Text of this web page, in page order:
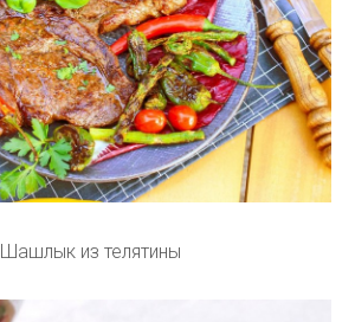
Шашлык из телятины